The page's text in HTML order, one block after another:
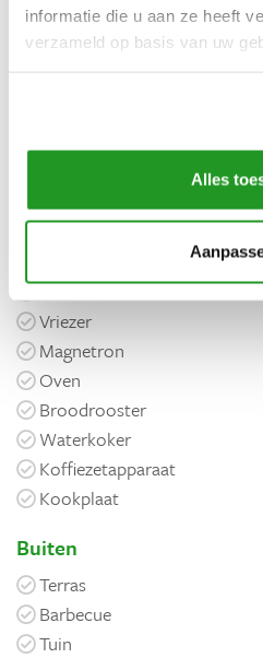
informatie die u aan ze heeft
verzameld op basis van uw
Alles
Voorzieningen
Vrijstaand
Parkeerplaats
Koelkast
Vriezer
Magnetron
Oven
Broodrooster
Waterkoker
Koffiezetapparaat
Kookplaat
Buiten
Terras
Barbecue
Tuin